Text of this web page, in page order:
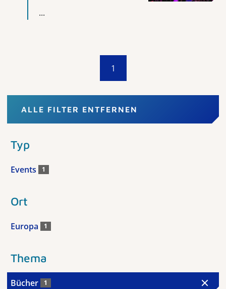
...
1
ALLE FILTER ENTFERNEN
Typ
Events 1
Ort
Europa 1
Thema
Bücher 1